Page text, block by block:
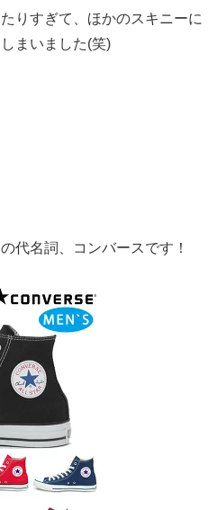
りすぎて、ほかのスキニーに
まいました(笑)
代名詞、コンバースです！